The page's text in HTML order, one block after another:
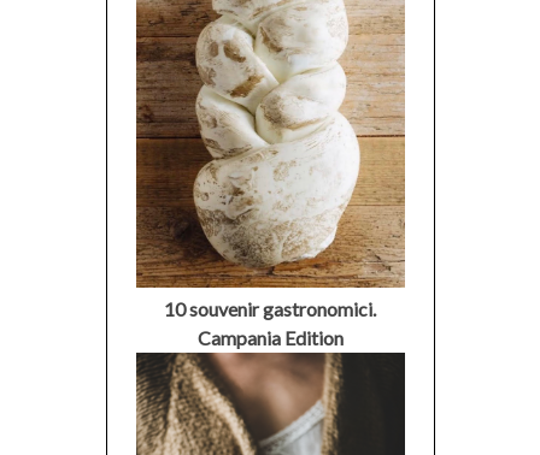
10 souvenir gastronomici.
Campania Edition